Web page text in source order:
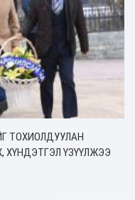
ТОХИОЛДУУЛАН
ХҮНДЭТГЭЛ ҮЗҮҮЛЖЭЭ